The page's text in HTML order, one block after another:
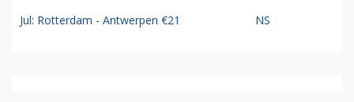
Jul: Rotterdam - Antwerpen €21 NS